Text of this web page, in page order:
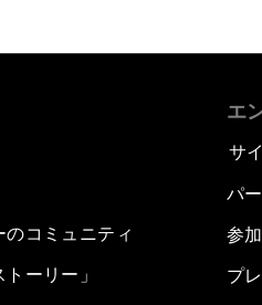
コミュニティ
ーリー」
エ
サ
パ
参
プ